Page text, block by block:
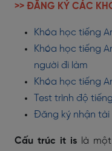
>> ĐĂNG KÝ CÁC
Khóa học tiếng
Khóa học tiếng
người đi làm
Khóa học tiếng
Test trình độ
Đăng ký nhận tài
Cấu trúc it is là